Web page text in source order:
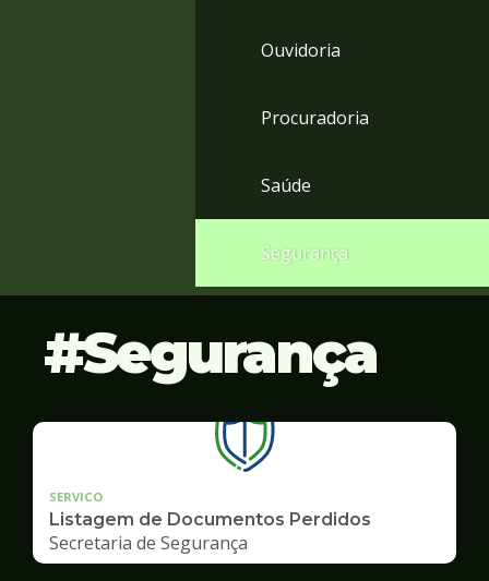
Ouvidoria
Procuradoria
Saúde
Segurança
Segurança
SERVICO
Listagem de Documentos Perdidos
Secretaria de Segurança